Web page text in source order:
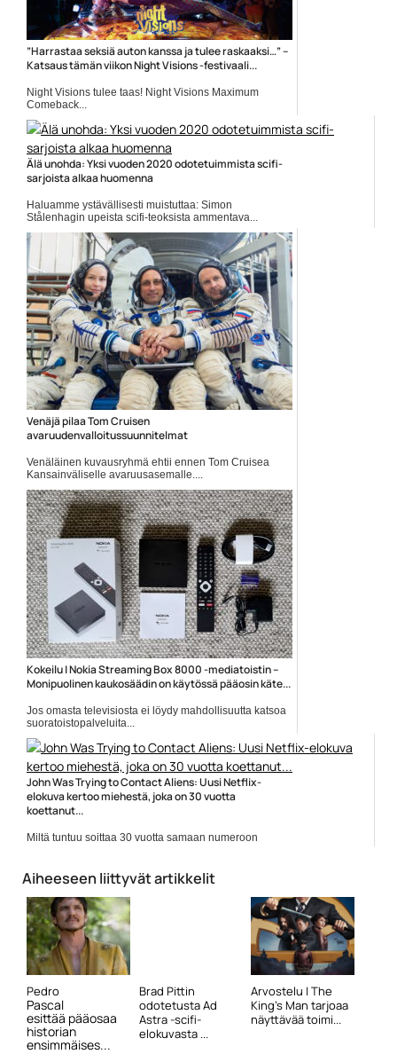
”Harrastaa seksiä auton kanssa ja tulee raskaaksi…” –
Katsaus tämän viikon Night Visions -festivaali...
Night Visions tulee taas! Night Visions Maximum
Comeback...
Elokuva-artikkelit
Älä unohda: Yksi vuoden 2020 odotetuimmista scifi-
sarjoista alkaa huomenna
Haluamme ystävällisesti muistuttaa: Simon
Stålenhagin upeista scifi-teoksista ammentava...
Amazon Prime
Venäjä pilaa Tom Cruisen
avaruudenvalloitussuunnitelmat
Venäläinen kuvausryhmä ehtii ennen Tom Cruisea
Kansainväliselle avaruusasemalle....
Doug Liman
Kokeilu | Nokia Streaming Box 8000 -mediatoistin –
Monipuolinen kaukosäädin on käytössä pääosin käte...
Jos omasta televisiosta ei löydy mahdollisuutta katsoa
suoratoistopalveluita...
Elokuvauutiset
John Was Trying to Contact Aliens: Uusi Netflix-
elokuva kertoo miehestä, joka on 30 vuotta
koettanut...
Miltä tuntuu soittaa 30 vuotta samaan numeroon
Aiheeseen liittyvät artikkelit
Pedro
Pascal
esittää pääosaa
historian
ensimmäises...
Brad Pittin
odotetusta Ad
Astra -scifi-
elokuvasta ...
Arvostelu | The
King’s Man tarjoaa
näyttävää toimi...